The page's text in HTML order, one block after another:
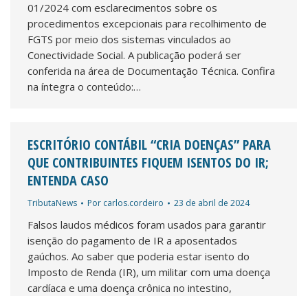
01/2024 com esclarecimentos sobre os
procedimentos excepcionais para recolhimento de
FGTS por meio dos sistemas vinculados ao
Conectividade Social. A publicação poderá ser
conferida na área de Documentação Técnica. Confira
na íntegra o conteúdo:…
ESCRITÓRIO CONTÁBIL “CRIA DOENÇAS” PARA
QUE CONTRIBUINTES FIQUEM ISENTOS DO IR;
ENTENDA CASO
TributaNews Por carlos.cordeiro 23 de abril de 2024
Falsos laudos médicos foram usados para garantir
isenção do pagamento de IR a aposentados
gaúchos. Ao saber que poderia estar isento do
Imposto de Renda (IR), um militar com uma doença
cardíaca e uma doença crônica no intestino,